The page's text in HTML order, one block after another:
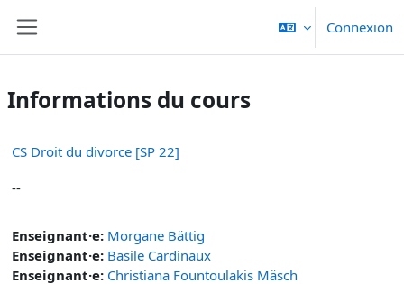
Connexion
Informations du cours
CS Droit du divorce [SP 22]
--
Enseignant·e: Morgane Bättig
Enseignant·e: Basile Cardinaux
Enseignant·e: Christiana Fountoulakis Mäsch